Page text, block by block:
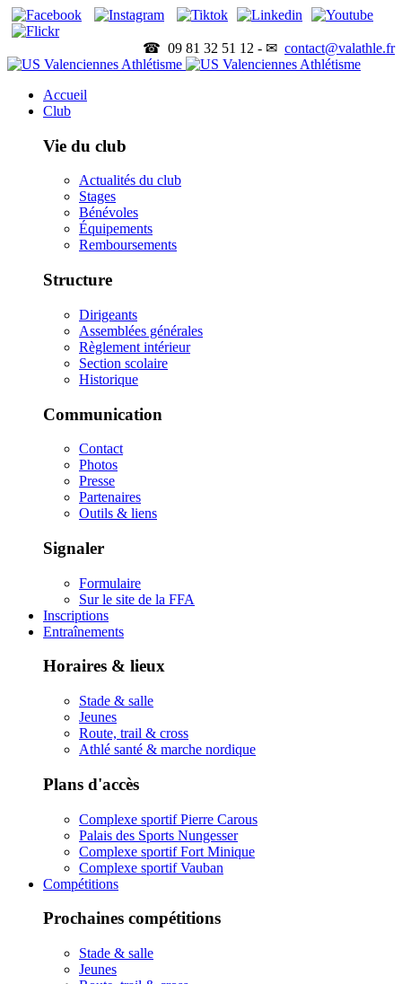
☎ 09 81 32 51 12 - ✉ contact@valathle.fr
Accueil
Club
Vie du club
Actualités du club
Stages
Bénévoles
Équipements
Remboursements
Structure
Dirigeants
Assemblées générales
Règlement intérieur
Section scolaire
Historique
Communication
Contact
Photos
Presse
Partenaires
Outils & liens
Signaler
Formulaire
Sur le site de la FFA
Inscriptions
Entraînements
Horaires & lieux
Stade & salle
Jeunes
Route, trail & cross
Athlé santé & marche nordique
Plans d'accès
Complexe sportif Pierre Carous
Palais des Sports Nungesser
Complexe sportif Fort Minique
Complexe sportif Vauban
Compétitions
Prochaines compétitions
Stade & salle
Jeunes